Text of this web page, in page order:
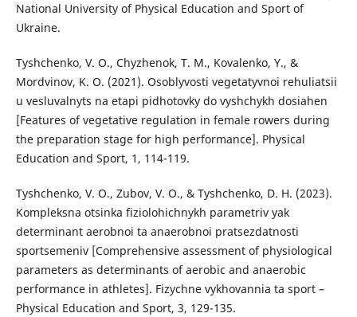
National University of Physical Education and Sport of
Ukraine.
Tyshchenko, V. O., Chyzhenok, T. M., Kovalenko, Y., &
Mordvinov, K. O. (2021). Osoblyvosti vegetatyvnoi rehuliatsii
u vesluvalnyts na etapi pidhotovky do vyshchykh dosiahen
[Features of vegetative regulation in female rowers during
the preparation stage for high performance]. Physical
Education and Sport, 1, 114-119.
Tyshchenko, V. O., Zubov, V. O., & Tyshchenko, D. H. (2023).
Kompleksna otsinka fiziolohichnykh parametriv yak
determinant aerobnoi ta anaerobnoi pratsezdatnosti
sportsemeniv [Comprehensive assessment of physiological
parameters as determinants of aerobic and anaerobic
performance in athletes]. Fizychne vykhovannia ta sport –
Physical Education and Sport, 3, 129-135.